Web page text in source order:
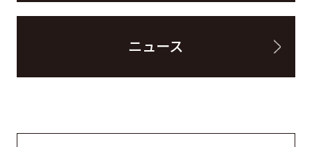
ニュース